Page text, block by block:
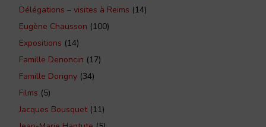
Délégations – visites à Reims (14)
Eugène Chausson (100)
Expositions (14)
Famille Denoncin (17)
Famille Dorigny (34)
Films (5)
Jacques Bousquet(11)